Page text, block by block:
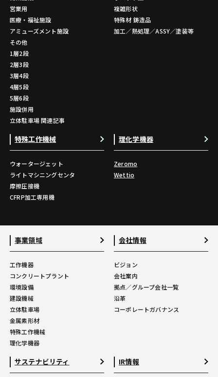
営業用
医療・福祉施設
アミューズメント施設
その他
1層2段
2層3段
3層4段
4層5段
5層6段
施設併用
立体駐車場 関連記事
複雑形状
特殊材 鋳造品
加工／熱処理／ASSY／塗装等
特殊工作機械
ウォータージェット
ライトマシニングセンタ
摩擦圧接機
CFRP加工専用機
理化学機器
Zeromo
Wettio
事業領域
工作機器
コンクリートプラント
環境設備
建設機械
立体駐車場
金属素形材
特殊工作機械
理化学機器
会社情報
ビジョン
会社案内
拠点／グループ会社一覧
沿革
コーポレートガバナンス
サステナビリティ IR情報